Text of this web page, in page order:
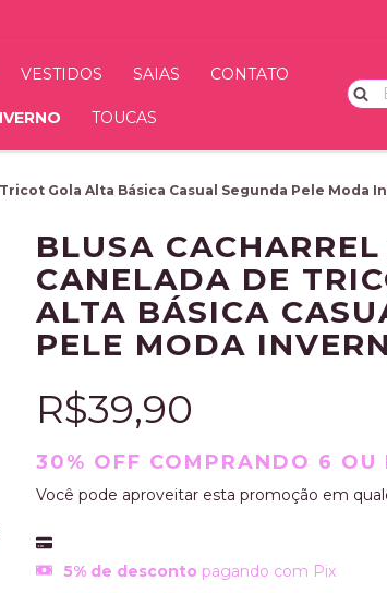
VESTIDOS SAIAS CONTATO
TOUCAS
Gola Alta Básica Casual Segunda Pele Moda
BLUSA
CANELADA DE
ALTA BÁSICA
PELE MODA
R$39,90
30% OFF COMPRANDO 6 OU
Você pode aproveitar esta promoção em
5% de desconto pagando com Pix